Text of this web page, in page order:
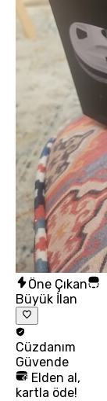
Öne Çıkan
Büyük İlan
Cüzdanım
Güvende
Elden al,
kartla öde!